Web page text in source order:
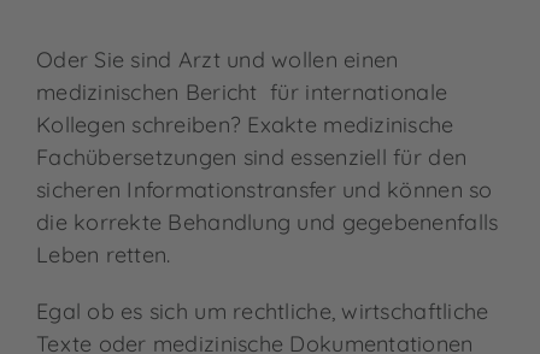
Oder Sie sind Arzt und wollen einen
medizinischen Bericht für internationale
Kollegen schreiben? Exakte medizinische
Fachübersetzungen sind essenziell für den
sicheren Informationstransfer und können so
die korrekte Behandlung und gegebenenfalls
Leben retten.
Egal ob es sich um rechtliche, wirtschaftliche
Texte oder medizinische Dokumentationen